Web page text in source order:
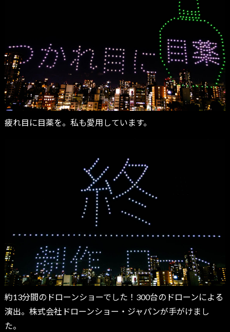
疲れ目に目薬を。私も愛用しています。
約13分間のドローンショーでした！300台のドローンによる
演出。株式会社ドローンショー・ジャパンが手がけまし
た。